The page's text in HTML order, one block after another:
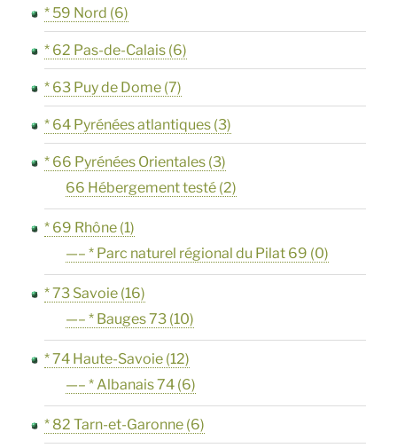
* 59 Nord (6)
* 62 Pas-de-Calais (6)
* 63 Puy de Dome (7)
* 64 Pyrénées atlantiques (3)
* 66 Pyrénées Orientales (3)
66 Hébergement testé (2)
* 69 Rhône (1)
—– * Parc naturel régional du Pilat 69 (0)
* 73 Savoie (16)
—– * Bauges 73 (10)
* 74 Haute-Savoie (12)
—– * Albanais 74 (6)
* 82 Tarn-et-Garonne (6)